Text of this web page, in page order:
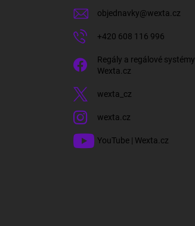
objednavky@wexta.cz
+420 608 116 996
Regály a regálové systémy l
Wexta.cz
wexta_cz
wexta.cz
YouTube | Wexta.cz